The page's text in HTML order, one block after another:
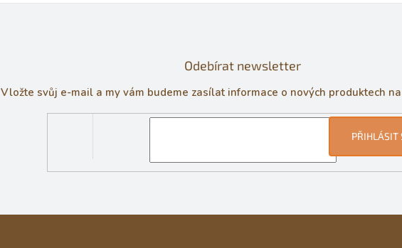
Odebírat newsletter
Vložte svůj e-mail a my vám budeme zasílat informace o nových produktech
PŘIHLÁSIT